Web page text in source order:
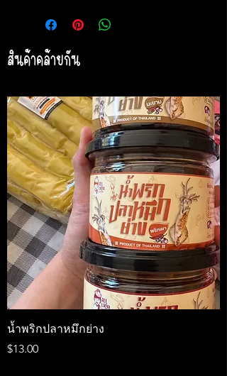
สินค้าคล้ายกัน
น้ำพริกปลาหมึกย่าง
ราคา
$13.00